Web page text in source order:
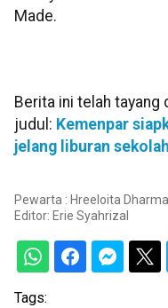
Made.
Berita ini telah tayang
judul: Kemenpar
jelang liburan sekolah
Pewarta : Hreeloita
Editor: Erie Syahrizal
Tags: